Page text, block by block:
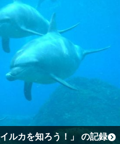
ルカを知ろう！」 の記録